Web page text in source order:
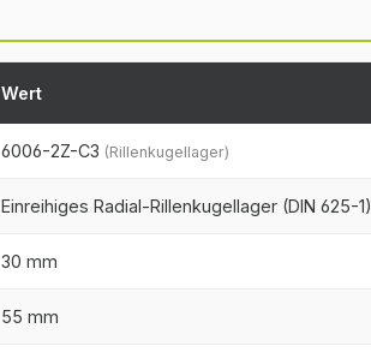
Wert
6006-2Z-C3 (Rillenkugellager)
Einreihiges Radial-Rillenkugellager (DIN 625-1)
30 mm
55 mm